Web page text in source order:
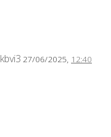
kbvi3 27/06/2025, 12:40